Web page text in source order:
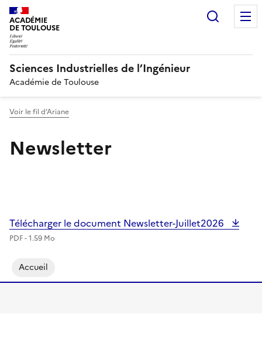
ACADÉMIE
DE TOULOUSE
Sciences Industrielles de l’Ingénieur
Académie de Toulouse
Voir le fil d’Ariane
Newsletter
Télécharger le document Newsletter-Juillet2026
PDF - 1.59 Mo
Accueil